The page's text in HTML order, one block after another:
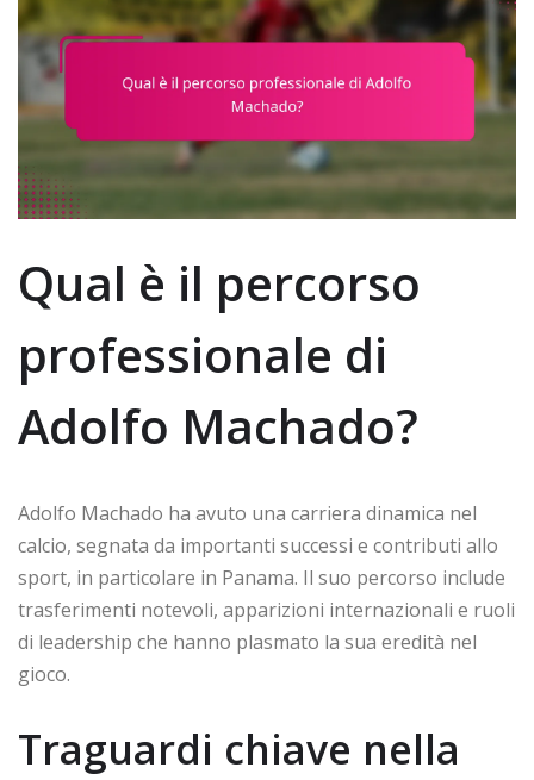
Qual è il percorso
professionale di
Adolfo Machado?
Adolfo Machado ha avuto una carriera dinamica nel
calcio, segnata da importanti successi e contributi allo
sport, in particolare in Panama. Il suo percorso include
trasferimenti notevoli, apparizioni internazionali e ruoli
di leadership che hanno plasmato la sua eredità nel
gioco.
Traguardi chiave nella